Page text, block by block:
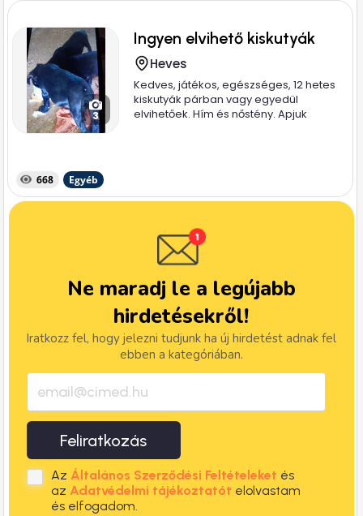
3
Ingyen elvihető kiskutyák
Heves
Kedves, játékos, egészséges, 12 hetes
kiskutyák párban vagy egyedül
elvihetőek. Hím és nőstény. Apjuk
668 Egyéb
Ne maradj le a legújabb
hirdetésekről!
Iratkozz fel, hogy jelezni tudjunk ha új hirdetést adnak fel
ebben a kategóriában.
Feliratkozás
Az Általános Szerződési Feltételeket és
az Adatvédelmi tájékoztatót elolvastam
és elfogadom.